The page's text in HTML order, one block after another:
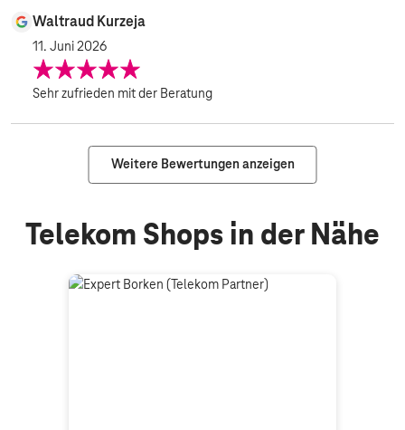
Waltraud Kurzeja
11. Juni 2026
Sehr zufrieden mit der Beratung
Weitere Bewertungen anzeigen
Telekom Shops in der Nähe